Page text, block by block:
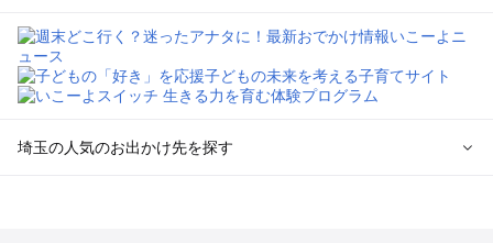
埼玉の人気のお出かけ先を探す